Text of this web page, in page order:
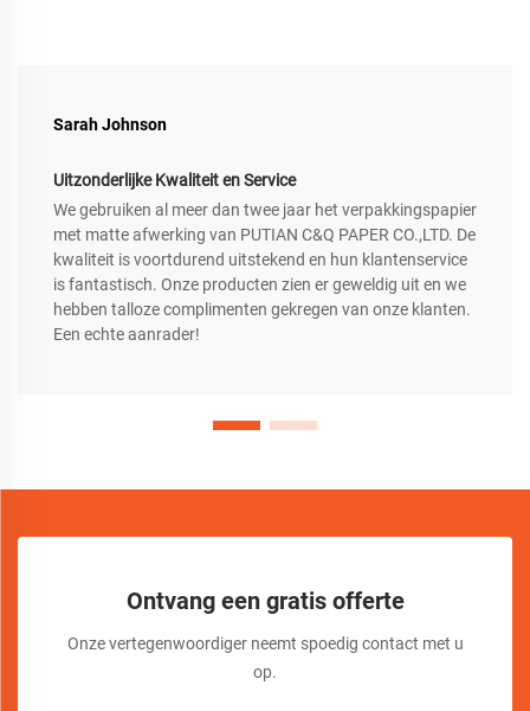
Sarah Johnson
Uitzonderlijke Kwaliteit en Service
We gebruiken al meer dan twee jaar het verpakkingspapier
met matte afwerking van PUTIAN C&Q PAPER CO.,LTD. De
kwaliteit is voortdurend uitstekend en hun klantenservice
is fantastisch. Onze producten zien er geweldig uit en we
hebben talloze complimenten gekregen van onze klanten.
Een echte aanrader!
Ontvang een gratis offerte
Onze vertegenwoordiger neemt spoedig contact met u
op.